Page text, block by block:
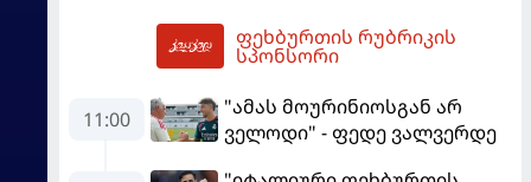
დამარცხდა
ფეხბურთის რუბრიკის
სპონსორი
11:00
"ამას მოურინიოსგან არ
ველოდი" - ფედე ვალვერდე